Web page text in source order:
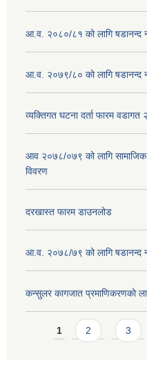
आ.व. २०८०/८१ को लागि षडानन्द
आ.व. २०७९/८० को लागि षडानन्द
व्यक्तिगत घटना दर्ता फारम
आव २०७८/०७९ को लागि सामाजिक
विवरण
दरखास्त फारम डाउनलोड
आ.व. २०७८/७९ को लागि षडानन्द
कन्सुलर कागजात प्रमाणिकरणको
Pages
1 2 3